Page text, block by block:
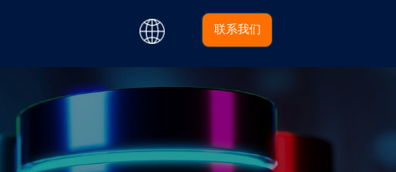
no-repeat; background-size: cover; }
联系我们